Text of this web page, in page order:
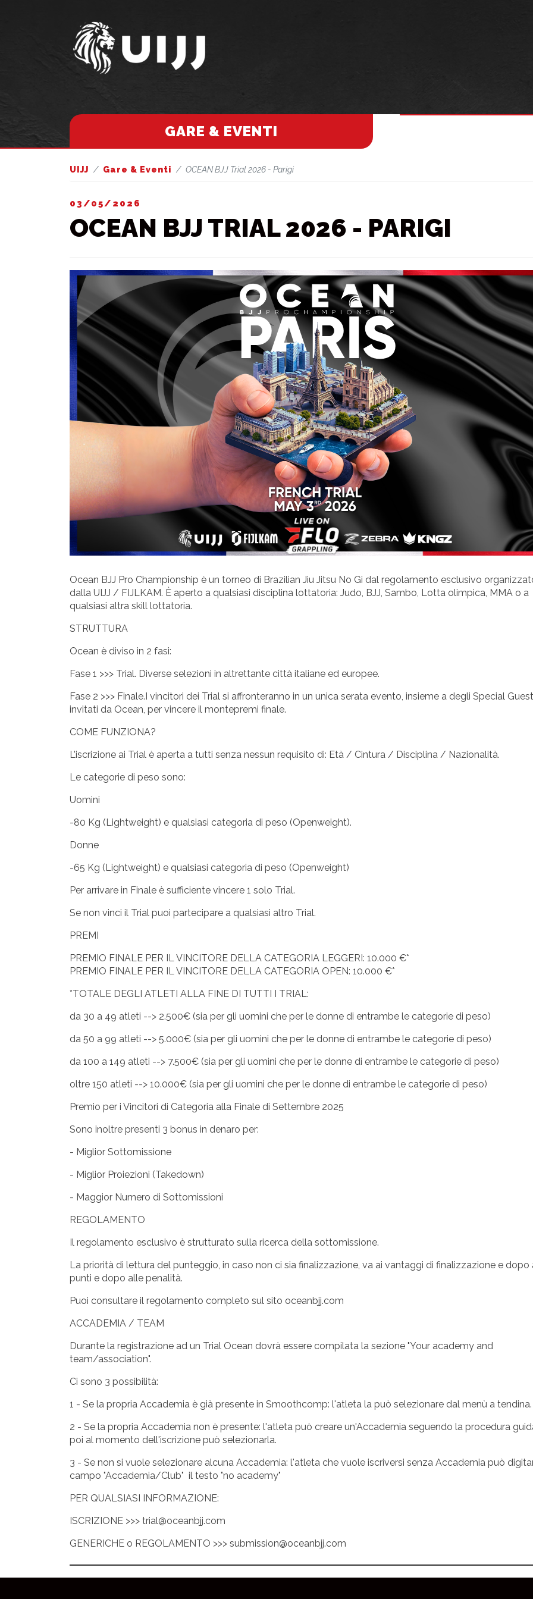
GARE & EVENTI
UIJJ Gare & Eventi OCEAN BJJ Trial 2026 - Parigi
03/05/2026
OCEAN BJJ TRIAL 2026 - PARIGI
Ocean BJJ Pro Championship è un torneo di Brazilian Jiu Jitsu No Gi dal regolamento esclusivo
dalla UIJJ / FIJLKAM. È aperto a qualsiasi disciplina lottatoria: Judo, BJJ, Sambo, Lotta olimpica, MMA o a
qualsiasi altra skill lottatoria.
STRUTTURA
Ocean è diviso in 2 fasi:
Fase 1 >>> Trial. Diverse selezioni in altrettante città italiane ed europee.
Fase 2 >>> Finale.I vincitori dei Trial si affronteranno in un unica serata evento, insieme a degli Special Guest
invitati da Ocean, per vincere il montepremi finale.
COME FUNZIONA?
L’iscrizione ai Trial è aperta a tutti senza nessun requisito di: Età / Cintura / Disciplina / Nazionalità.
Le categorie di peso sono:
Uomini
-80 Kg (Lightweight) e qualsiasi categoria di peso (Openweight).
Donne
-65 Kg (Lightweight) e qualsiasi categoria di peso (Openweight)
Per arrivare in Finale è sufficiente vincere 1 solo Trial.
Se non vinci il Trial puoi partecipare a qualsiasi altro Trial.
PREMI
PREMIO FINALE PER IL VINCITORE DELLA CATEGORIA LEGGERI: 10.000 €*
PREMIO FINALE PER IL VINCITORE DELLA CATEGORIA OPEN: 10.000 €*
*TOTALE DEGLI ATLETI ALLA FINE DI TUTTI I TRIAL:
da 30 a 49 atleti --> 2.500€ (sia per gli uomini che per le donne di entrambe le categorie di peso)
da 50 a 99 atleti --> 5.000€ (sia per gli uomini che per le donne di entrambe le categorie di peso)
da 100 a 149 atleti --> 7.500€ (sia per gli uomini che per le donne di entrambe le categorie di peso)
oltre 150 atleti --> 10.000€ (sia per gli uomini che per le donne di entrambe le categorie di peso)
Premio per i Vincitori di Categoria alla Finale di Settembre 2025
Sono inoltre presenti 3 bonus in denaro per:
- Miglior Sottomissione
- Miglior Proiezioni (Takedown)
- Maggior Numero di Sottomissioni
REGOLAMENTO
Il regolamento esclusivo è strutturato sulla ricerca della sottomissione.
La priorità di lettura del punteggio, in caso non ci sia finalizzazione, va ai vantaggi di finalizzazione e dopo
punti e dopo alle penalità.
Puoi consultare il regolamento completo sul sito oceanbjj.com
ACCADEMIA / TEAM
Durante la registrazione ad un Trial Ocean dovrà essere compilata la sezione "Your academy and
team/association".
Ci sono 3 possibilità:
1 - Se la propria Accademia è già presente in Smoothcomp: l'atleta la può selezionare dal menù a tendina.
2 - Se la propria Accademia non è presente: l'atleta può creare un'Accademia seguendo la procedura
poi al momento dell'iscrizione può selezionarla.
3 - Se non si vuole selezionare alcuna Accademia: l'atleta che vuole iscriversi senza Accademia può
campo "Accademia/Club" il testo "no academy"
PER QUALSIASI INFORMAZIONE:
ISCRIZIONE >>> trial@oceanbjj.com
GENERICHE o REGOLAMENTO >>> submission@oceanbjj.com